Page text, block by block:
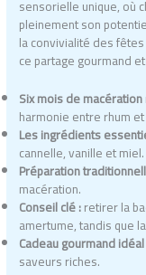
sensorielle unique, où
pleinement son
la convivialité des
ce partage gourmand
Six mois de macération
harmonie entre rhum
Les ingrédients
cannelle, vanille et miel.
Préparation
macération.
Conseil clé :retirer la
amertume, tandis que
Cadeau gourmand idéal
saveurs riches.